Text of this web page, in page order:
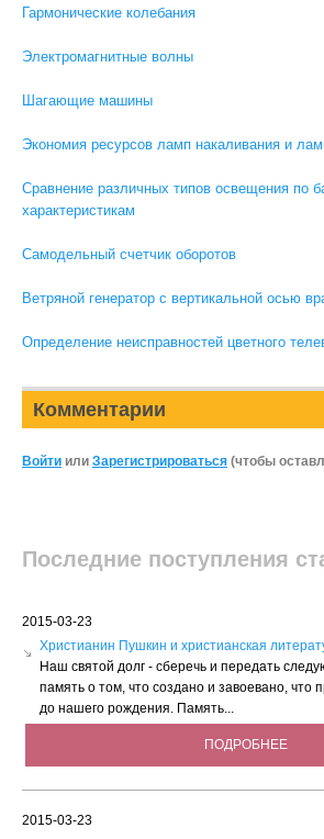
Гармонические колебания
Электромагнитные волны
Шагающие машины
Экономия ресурсов ламп накаливания и
Сравнение различных типов освещения по
характеристикам
Самодельный счетчик оборотов
Ветряной генератор с вертикальной осью
Определение неисправностей цветного
Комментарии
Войти или Зарегистрироваться (чтобы
Последние поступления
2015-03-23
Христианин Пушкин и христианская
Наш святой долг - сберечь и передать
память о том, что создано и завоевано, что
до нашего рождения. Память...
ПОДРОБНЕЕ
2015-03-23